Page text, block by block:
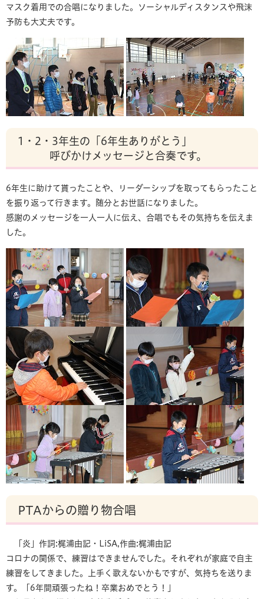
マスク着用での合唱になりました。ソーシャルディスタンスや飛沫
予防も大丈夫です。
1・2・3年生の「6年生ありがとう」
呼びかけメッセージと合奏です。
6年生に助けて貰ったことや、リーダーシップを取ってもらったこと
を振り返って行きます。随分とお世話になりました。
感謝のメッセージを一人一人に伝え、合唱でもその気持ちを伝えま
した。
PTAからの贈り物合唱
「炎」作詞:梶浦由記・LiSA,作曲:梶浦由記
コロナの関係で、練習はできませんでした。それぞれが家庭で自主
練習をしてきました。上手く歌えないかもですが、気持ちを送りま
す。「6年間頑張ったね！卒業おめでとう！」